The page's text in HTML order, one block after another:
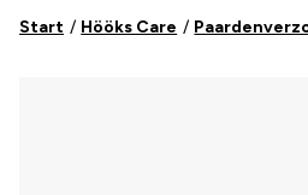
Start Hööks Care